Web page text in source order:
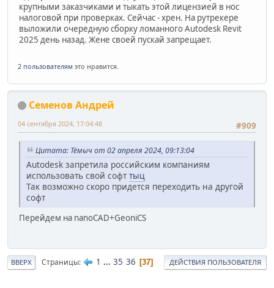
крупными заказчиками и тыкать этой лицензией в нос
налоговой при проверках. Сейчас - хрен. На рутрекере
выложили очередную сборку ломанного Autodesk Revit
2025 день назад. Жене своей пускай запрещает.
2 пользователям это нравится.
Семенов Андрей
#909
04 сентября 2024, 17:04:48
Цитата: Тёмыч от 02 апреля 2024, 09:13:04
Autodesk запретила российским компаниям
использовать свой софттыц
Так возможно скоро придется переходить на другой
софт
Перейдем на nanoCAD+GeoniCS
ВВЕРХ Страницы 1 ... 35 36 37 ДЕЙСТВИЯ ПОЛЬЗОВАТЕЛЯ